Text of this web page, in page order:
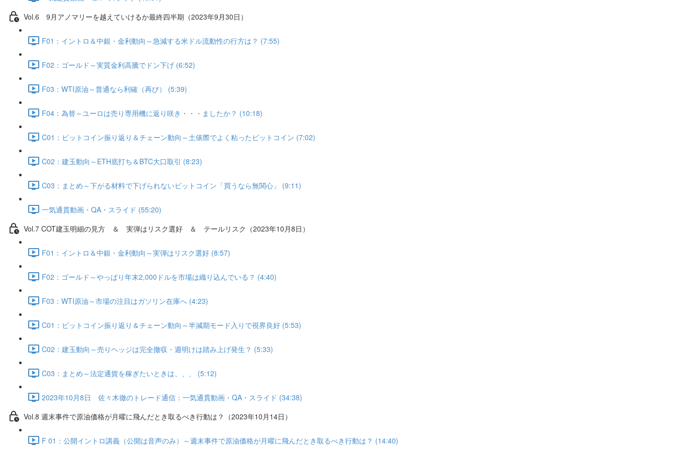
Vol.6 9⽉アノマリーを越えていけるか最終四半期（2023年9月30日）
F01：イントロ＆中銀・金利動向～急減する米ドル流動性の行方は？ (7:55)
F02：ゴールド～実質金利高騰でドン下げ (6:52)
F03：WTI原油～普通なら利確（再び） (5:39)
F04：為替～ユーロは売り専用機に返り咲き・・・ましたか？ (10:18)
C01：ビットコイン振り返り＆チェーン動向～土俵際でよく粘ったビットコイン (7:02)
C02：建玉動向～ETH底打ち＆BTC大口取引 (8:23)
C03：まとめ～下がる材料で下げられないビットコイン「買うなら無関心」 (9:11)
一気通貫動画・QA・スライド (55:20)
Vol.7 COT建⽟明細の⾒⽅ ＆ 実弾はリスク選好 ＆ テールリスク（2023年10月8日）
F01：イントロ＆中銀・金利動向～実弾はリスク選好 (8:57)
F02：ゴールド～やっぱり年末2,000ドルを市場は織り込んでいる？ (4:40)
F03：WTI原油～市場の注目はガソリン在庫へ (4:23)
C01：ビットコイン振り返り＆チェーン動向～半減期モード入りで視界良好 (5:53)
C02：建玉動向～売りヘッジは完全撤収・週明けは踏み上げ発生？ (5:33)
C03：まとめ～法定通貨を稼ぎたいときは、、、 (5:12)
2023年10月8日 佐々木徹のトレード通信：一気通貫動画・QA・スライド (34:38)
Vol.8 週末事件で原油価格が月曜に飛んだとき取るべき行動は？（2023年10月14日）
F 01：公開イントロ講義（公開は音声のみ）～週末事件で原油価格が月曜に飛んだとき取るべき行動は？ (14:40)